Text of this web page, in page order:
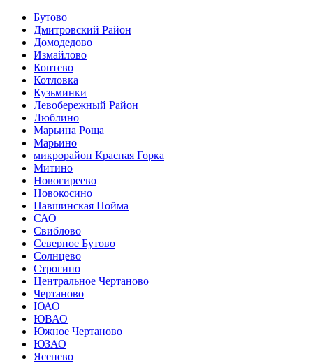
Бутово
Дмитровский Район
Домодедово
Измайлово
Коптево
Котловка
Кузьминки
Левобережный Район
Люблино
Марьина Роща
Марьино
микрорайон Красная Горка
Митино
Новогиреево
Новокосино
Павшинская Пойма
САО
Свиблово
Северное Бутово
Солнцево
Строгино
Центральное Чертаново
Чертаново
ЮАО
ЮВАО
Южное Чертаново
ЮЗАО
Ясенево